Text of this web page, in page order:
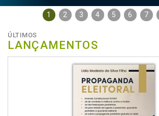
1 2 3 4 5 6 7
ÚLTIMOS
LANÇAMENTOS